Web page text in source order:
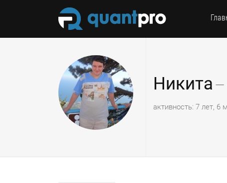
Никита —
активность: 7 лет, 6